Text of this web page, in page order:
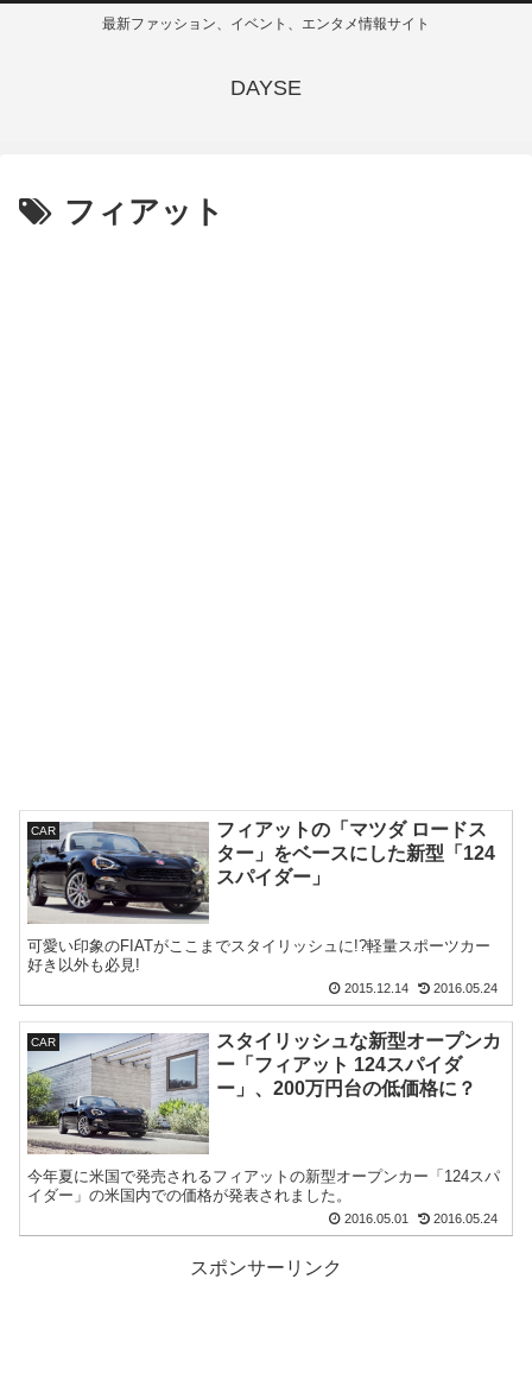
最新ファッション、イベント、エンタメ情報サイト
DAYSE
フィアット
CAR
フィアットの「マツダ ロードス
ター」をベースにした新型「124
スパイダー」
可愛い印象のFIATがここまでスタイリッシュに!?軽量スポーツカー
好き以外も必見!
2015.12.14 2016.05.24
CAR
スタイリッシュな新型オープンカ
ー「フィアット 124スパイダ
ー」、200万円台の低価格に？
今年夏に米国で発売されるフィアットの新型オープンカー「124スパ
イダー」の米国内での価格が発表されました。
2016.05.01 2016.05.24
スポンサーリンク